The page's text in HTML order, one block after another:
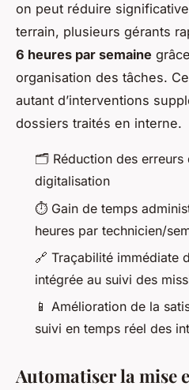
on peut réduire
terrain, plusieurs gérants
6 heures par semaine
organisation des tâches.
autant d’interventions
dossiers traités en interne.
🗂️ Réduction des erreurs
digitalisation
⏱️ Gain de temps
heures par technicien/
🔗 Traçabilité immédiate
intégrée au suivi des
📱 Amélioration de la
suivi en temps réel des
Automatiser la mise